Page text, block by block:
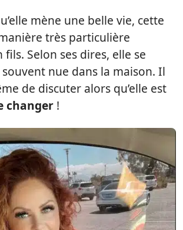
mène une belle vie, cette
très particulière
fils. Selon ses dires, elle se
nue dans la maison. Il
de discuter alors qu’elle est
changer !